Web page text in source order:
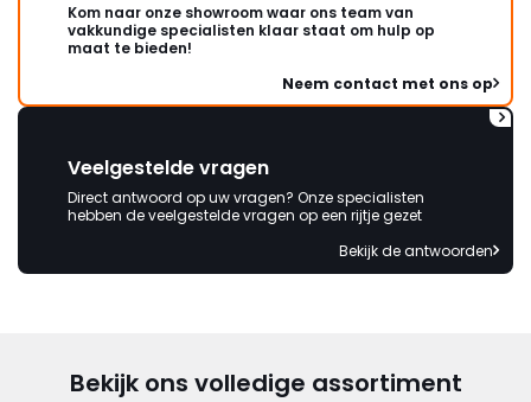
Kom naar onze showroom waar ons team van
vakkundige specialisten klaar staat om hulp op
maat te bieden!
Neem contact met ons op
Veelgestelde vragen
Direct antwoord op uw vragen? Onze specialisten
hebben de veelgestelde vragen op een rijtje gezet
Bekijk de antwoorden
Bekijk ons volledige assortiment